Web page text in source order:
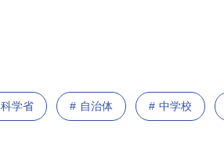
学省 自治体 中学校